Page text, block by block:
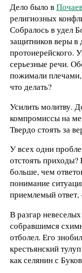
Дело было в
религиозных
Собралось в удел
защитников веры в
протоиерейского.
серьезные речи.
пожимали
что делать?
Усилить молитву.
компромиссы на
Твердо стоять за
У всех одни
отстоять
больше, чем
понимание
приемлемый ответ,
В разгар
собравшимся
отболел. Его
крестьянский
как селянин с